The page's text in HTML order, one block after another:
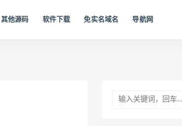
其他源码 软件下载 免实名域名 导航网